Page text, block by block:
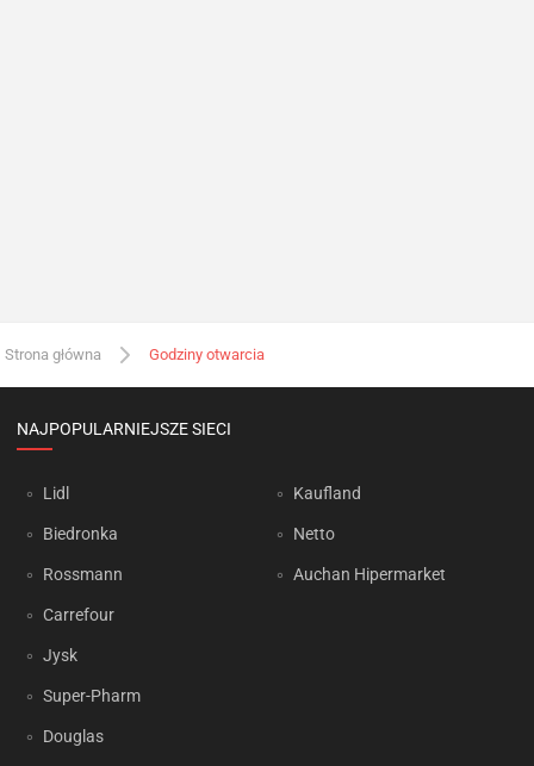
Strona główna Godziny otwarcia
NAJPOPULARNIEJSZE SIECI
Lidl
Biedronka
Rossmann
Carrefour
Jysk
Super-Pharm
Douglas
Kaufland
Netto
Auchan Hipermarket